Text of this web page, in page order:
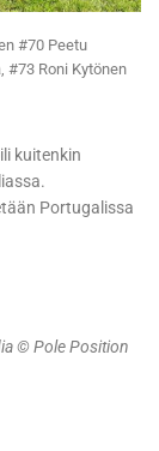
#70 Peetu
#73 Roni Kytönen
kuitenkin
Portugalissa
© Pole Position